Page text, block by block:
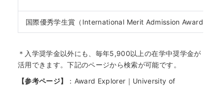
国際優秀学生賞（International Merit Admission Award）
＊入学奨学金以外にも、毎年5,900以上の在学中奨学金が
活用できます。下記のページから検索が可能です。
【参考ページ】
： Award Explorer｜University of